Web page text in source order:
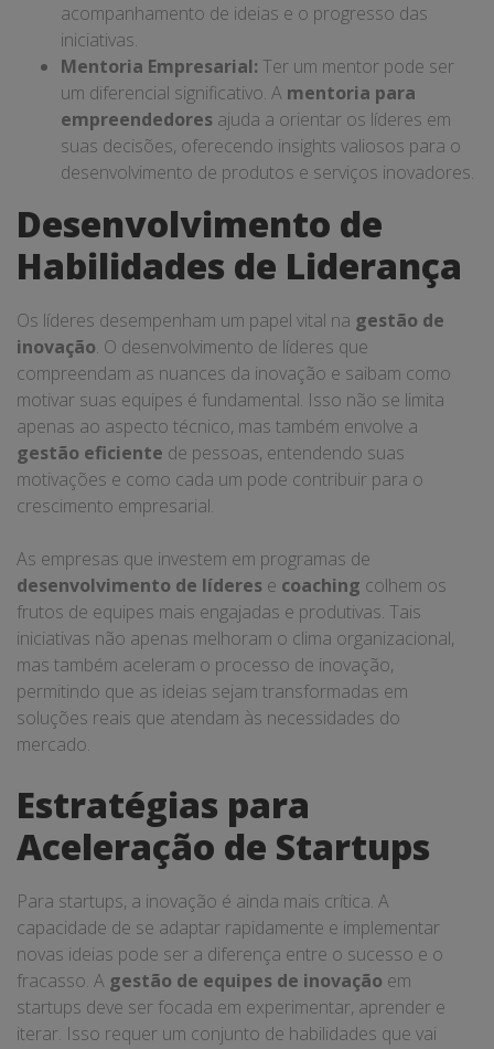
acompanhamento de ideias e o progresso das
iniciativas.
Mentoria Empresarial: Ter um mentor pode ser
um diferencial significativo. A mentoria para
empreendedores ajuda a orientar os líderes em
suas decisões, oferecendo insights valiosos para o
desenvolvimento de produtos e serviços inovadores.
Desenvolvimento de
Habilidades de Liderança
Os líderes desempenham um papel vital na gestão de
inovação. O desenvolvimento de líderes que
compreendam as nuances da inovação e saibam como
motivar suas equipes é fundamental. Isso não se limita
apenas ao aspecto técnico, mas também envolve a
gestão eficiente de pessoas, entendendo suas
motivações e como cada um pode contribuir para o
crescimento empresarial.
As empresas que investem em programas de
desenvolvimento de líderes e coaching colhem os
frutos de equipes mais engajadas e produtivas. Tais
iniciativas não apenas melhoram o clima organizacional,
mas também aceleram o processo de inovação,
permitindo que as ideias sejam transformadas em
soluções reais que atendam às necessidades do
mercado.
Estratégias para
Aceleração de Startups
Para startups, a inovação é ainda mais crítica. A
capacidade de se adaptar rapidamente e implementar
novas ideias pode ser a diferença entre o sucesso e o
fracasso. A gestão de equipes de inovação em
startups deve ser focada em experimentar, aprender e
iterar. Isso requer um conjunto de habilidades que vai